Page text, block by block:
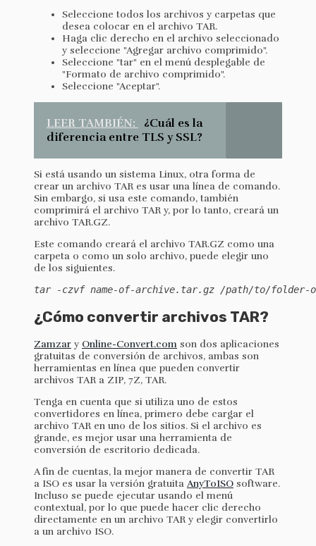
Seleccione todos los archivos y carpetas que
desea colocar en el archivo TAR.
Haga clic derecho en el archivo seleccionado
y seleccione "Agregar archivo comprimido".
Seleccione "tar" en el menú desplegable de
"Formato de archivo comprimido".
Seleccione "Aceptar".
LEER TAMBIÉN:
¿Cuál es la
diferencia entre TLS y SSL?
Si está usando un sistema Linux, otra forma de
crear un archivo TAR es usar una línea de comando.
Sin embargo, si usa este comando, también
comprimirá el archivo TAR y, por lo tanto, creará un
archivo TAR.GZ.
Este comando creará el archivo TAR.GZ como una
carpeta o como un solo archivo, puede elegir uno
de los siguientes.
tar -czvf name-of-archive.tar.gz /path/to/
¿Cómo convertir archivos TAR?
Zamzar y Online-Convert.com son dos aplicaciones
gratuitas de conversión de archivos, ambas son
herramientas en línea que pueden convertir
archivos TAR a ZIP, 7Z, TAR.
Tenga en cuenta que si utiliza uno de estos
convertidores en línea, primero debe cargar el
archivo TAR en uno de los sitios. Si el archivo es
grande, es mejor usar una herramienta de
conversión de escritorio dedicada.
A fin de cuentas, la mejor manera de convertir TAR
a ISO es usar la versión gratuita AnyToISO software.
Incluso se puede ejecutar usando el menú
contextual, por lo que puede hacer clic derecho
directamente en un archivo TAR y elegir convertirlo
a un archivo ISO.